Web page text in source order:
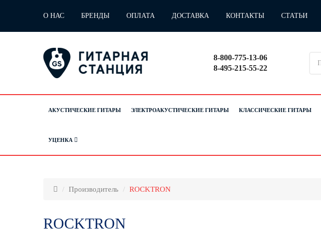
О НАС БРЕНДЫ ОПЛАТА ДОСТАВКА КОНТАКТЫ СТАТЬИ
8-800-775-13-06
8-495-215-55-22
АКУСТИЧЕСКИЕ ГИТАРЫ ЭЛЕКТРОАКУСТИЧЕСКИЕ ГИТАРЫ КЛАССИЧЕСКИЕ ГИТАРЫ
УЦЕНКА
Производитель ROCKTRON
ROCKTRON